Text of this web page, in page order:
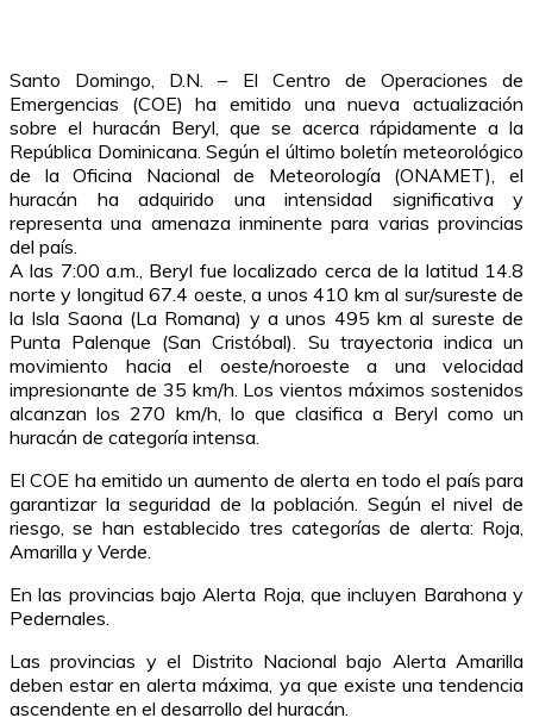
Santo Domingo, D.N. – El Centro de Operaciones de
Emergencias (COE) ha emitido una nueva actualización
sobre el huracán Beryl, que se acerca rápidamente a la
República Dominicana. Según el último boletín meteorológico
de la Oficina Nacional de Meteorología (ONAMET), el
huracán ha adquirido una intensidad significativa y
representa una amenaza inminente para varias provincias
del país.
A las 7:00 a.m., Beryl fue localizado cerca de la latitud 14.8
norte y longitud 67.4 oeste, a unos 410 km al sur/sureste de
la Isla Saona (La Romana) y a unos 495 km al sureste de
Punta Palenque (San Cristóbal). Su trayectoria indica un
movimiento hacia el oeste/noroeste a una velocidad
impresionante de 35 km/h. Los vientos máximos sostenidos
alcanzan los 270 km/h, lo que clasifica a Beryl como un
huracán de categoría intensa.
El COE ha emitido un aumento de alerta en todo el país para
garantizar la seguridad de la población. Según el nivel de
riesgo, se han establecido tres categorías de alerta: Roja,
Amarilla y Verde.
En las provincias bajo Alerta Roja, que incluyen Barahona y
Pedernales.
Las provincias y el Distrito Nacional bajo Alerta Amarilla
deben estar en alerta máxima, ya que existe una tendencia
ascendente en el desarrollo del huracán.